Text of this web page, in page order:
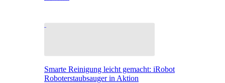
Smarte Reinigung leicht gemacht: iRobot
Roboterstaubsauger in Aktion